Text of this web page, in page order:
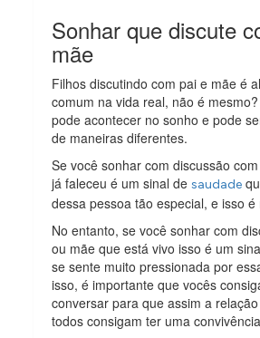
Sonhar que discute
mãe
Filhos discutindo com pai e mãe é
comum na vida real, não é
pode acontecer no sonho e pode
de maneiras diferentes.
Se você sonhar com discussão
já faleceu é um sinal desaudade
dessa pessoa tão especial, e isso é
No entanto, se você sonhar com
ou mãe que está vivo isso é um
se sente muito pressionada por
isso, é importante que vocês
conversar para que assim a
todos consigam ter uma